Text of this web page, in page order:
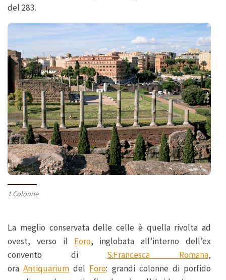
del 283.
1 Colonne
La meglio conservata delle celle è quella rivolta ad
ovest, verso il Foro, inglobata all’interno dell’ex
convento di S.Francesca Romana,
oraAntiquarium del Foro: grandi colonne di porfido